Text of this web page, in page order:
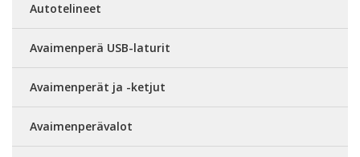
Autotelineet
Avaimenperä USB-laturit
Avaimenperät ja -ketjut
Avaimenperävalot